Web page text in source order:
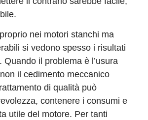
nei motori stanchi ma
si vedono spesso i risultati
Quando il problema è l’usura
il cedimento meccanico
di qualità può
contenere i consumi e
utile del motore. Per tanti